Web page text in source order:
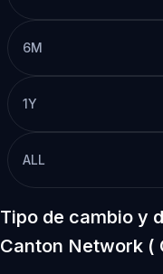
6M
1Y
ALL
Tipo de cambio y
Canton Network (